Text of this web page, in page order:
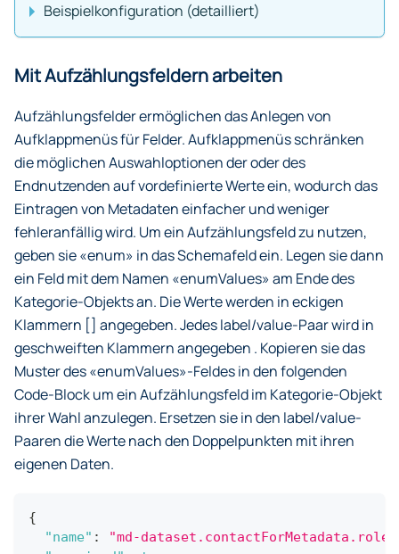
Beispielkonfiguration (detailliert)
Mit Aufzählungsfeldern arbeiten
Aufzählungsfelder ermöglichen das Anlegen von
Aufklappmenüs für Felder. Aufklappmenüs schränken
die möglichen Auswahloptionen der oder des
Endnutzenden auf vordefinierte Werte ein, wodurch das
Eintragen von Metadaten einfacher und weniger
fehleranfällig wird. Um ein Aufzählungsfeld zu nutzen,
geben sie «enum» in das Schemafeld ein. Legen sie dann
ein Feld mit dem Namen «enumValues» am Ende des
Kategorie-Objekts an. Die Werte werden in eckigen
Klammern [] angegeben. Jedes label/value-Paar wird in
geschweiften Klammern angegeben . Kopieren sie das
Muster des «enumValues»-Feldes in den folgenden
Code-Block um ein Aufzählungsfeld im Kategorie-Objekt
ihrer Wahl anzulegen. Ersetzen sie in den label/value-
Paaren die Werte nach den Doppelpunkten mit ihren
eigenen Daten.
{
"name" :
"md-